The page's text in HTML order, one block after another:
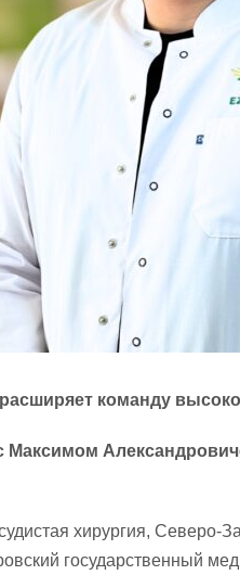
команду
Максимом
хирургия, Северо-
государственный